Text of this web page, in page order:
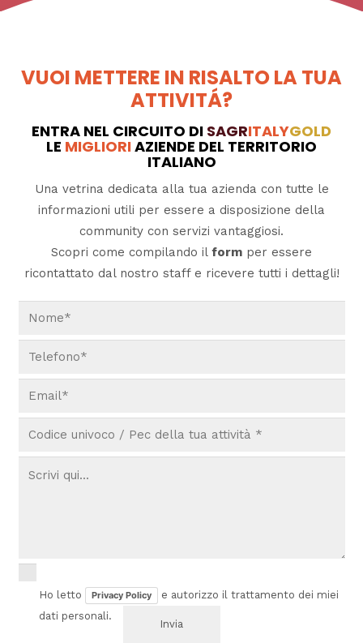
VUOI METTERE IN RISALTO LA TUA
ATTIVITÁ?
ENTRA NEL CIRCUITO DI SAGRITALYGOLD
LE MIGLIORIAZIENDE DEL TERRITORIO
ITALIANO
Una vetrina dedicata alla tua azienda con tutte le
informazioni utili per essere a disposizione della
community con servizi vantaggiosi.
Scopri come compilando il form per essere
ricontattato dal nostro staff e ricevere tutti i dettagli!
Ho letto Privacy Policy
e autorizzo il trattamento dei miei
dati personali.